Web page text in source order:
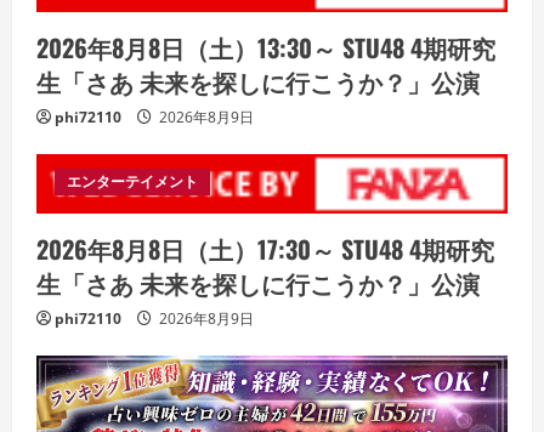
2026年8月8日（土）13:30～ STU48 4期研究
生「さあ 未来を探しに行こうか？」公演
phi72110 2026年8月9日
エンターテイメント
2026年8月8日（土）17:30～ STU48 4期研究
生「さあ 未来を探しに行こうか？」公演
phi72110 2026年8月9日